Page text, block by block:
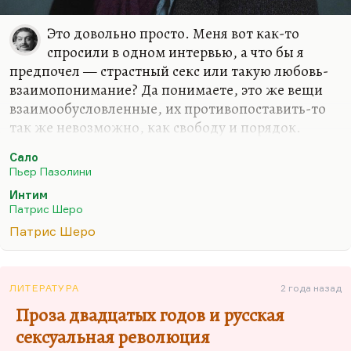
Это довольно просто. Меня вот как-то
спросили в одном интервью, а что бы я
предпочел — страстный секс или такую любовь-
взаимопонимание? Да понимаете, это же вещи
взаимообусловленные, их противопоставить-то
так же невозможно, как свободу и порядок.
взаимопонимания? Это такая гимнастика. А я
человек довольно ленивый в этом смысле. То есть
мне кажется, что без какой-то… Ну, как вам
сказать? Секс — это дело такое человеческое, все-
таки основанное на взаимопонимании. И я очень,
мальчик и девочка пытаются как-то приласкать
друг друга вместо того, чтобы мучить. Это…
Сало
Пьер Пазолини
Интим
Патрис Шеро
Патрис Шеро
ЛИТЕРАТУРА 2 года назад
Проза двадцатых годов и русская
сексуальная революция